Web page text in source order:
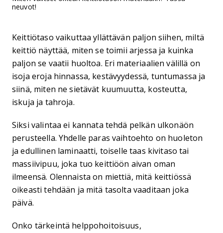
neuvot!
Keittiötaso vaikuttaa yllättävän paljon siihen, miltä
keittiö näyttää, miten se toimii arjessa ja kuinka
paljon se vaatii huoltoa. Eri materiaalien välillä on
isoja eroja hinnassa, kestävyydessä, tuntumassa ja
siinä, miten ne sietävät kuumuutta, kosteutta,
iskuja ja tahroja.
Siksi valintaa ei kannata tehdä pelkän ulkonäön
perusteella. Yhdelle paras vaihtoehto on huoleton
ja edullinen laminaatti, toiselle taas kivitaso tai
massiivipuu, joka tuo keittiöön aivan oman
ilmeensä. Olennaista on miettiä, mitä keittiössä
oikeasti tehdään ja mitä tasolta vaaditaan joka
päivä.
Onko tärkeintä helppohoitoisuus,